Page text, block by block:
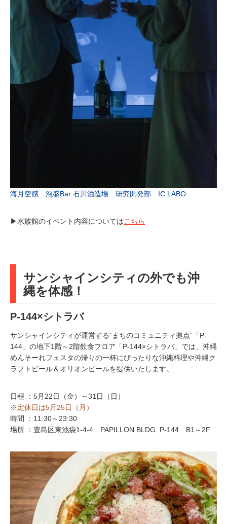
海月空感 泡盛Bar 石川酒造場 研究開発部 IC LABO
▶水族館のイベント内容についてはこちら
サンシャインシティの外でも沖
縄を体感！
P-144×シトラバ
サンシャインシティが運営する“まちのコミュニティ拠点”「P-
144」の地下1階～2階飲食フロア「P-144×シトラバ」では、沖縄
めんそーれフェスタの帰りの一杯にぴったりな沖縄料理や沖縄ク
ラフトビール＆オリオンビールを提供いたします。
日程 ：5月22日（金）～31日（日）
※定休日は5月25日（月）
時間 ：11:30～23:30
場所 ：豊島区東池袋1-4-4 PAPILLON BLDG. P-144 B1～2F